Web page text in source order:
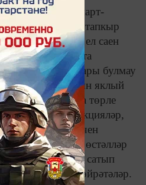
артык смарт-
халык санын өч тапкыр
ел саен
карата
грамоталары булмау
хокукын яклый
көн кысасында төрле
мәктәпләрдә лекцияләр,
кулланучылар өчен
түгәрәк өстәлләр
товарлар сатып
якларга да өйрәтәләр.